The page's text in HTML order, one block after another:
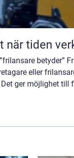
Ekspress transport
betyder”
eller
ger möjlighet till